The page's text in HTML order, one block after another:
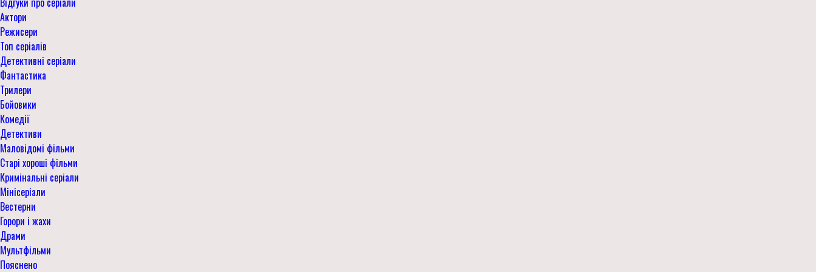
Актори
Режисери
Топ серіалів
Детективні серіали
Фантастика
Трилери
Бойовики
Комедії
Детективи
Маловідомі фільми
Старі хороші фільми
Кримінальні серіали
Мінісеріали
Вестерни
Горори і жахи
Драми
Мультфільми
Пояснено